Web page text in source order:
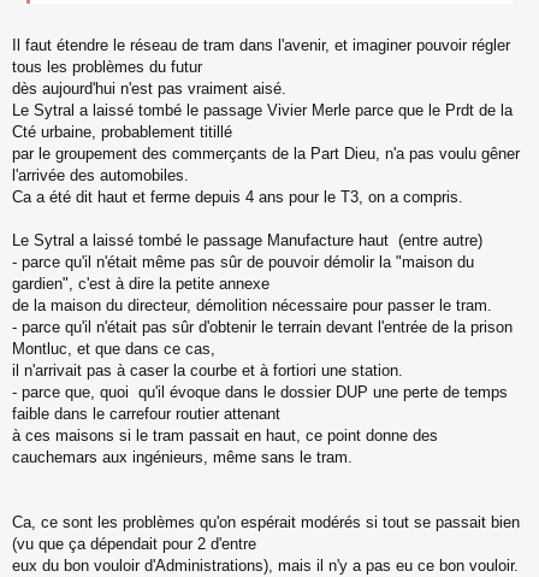
Il faut étendre le réseau de tram dans l'avenir, et imaginer pouvoir régler
tous les problèmes du futur
dès aujourd'hui n'est pas vraiment aisé.
Le Sytral a laissé tombé le passage Vivier Merle parce que le Prdt de la
Cté urbaine, probablement titillé
par le groupement des commerçants de la Part Dieu, n'a pas voulu gêner
l'arrivée des automobiles.
Ca a été dit haut et ferme depuis 4 ans pour le T3, on a compris.
Le Sytral a laissé tombé le passage Manufacture haut (entre autre)
- parce qu'il n'était même pas sûr de pouvoir démolir la "maison du
gardien", c'est à dire la petite annexe
de la maison du directeur, démolition nécessaire pour passer le tram.
- parce qu'il n'était pas sûr d'obtenir le terrain devant l'entrée de la prison
Montluc, et que dans ce cas,
il n'arrivait pas à caser la courbe et à fortiori une station.
- parce que, quoi qu'il évoque dans le dossier DUP une perte de temps
faible dans le carrefour routier attenant
à ces maisons si le tram passait en haut, ce point donne des
cauchemars aux ingénieurs, même sans le tram.
Ca, ce sont les problèmes qu'on espérait modérés si tout se passait bien
(vu que ça dépendait pour 2 d'entre
eux du bon vouloir d'Administrations), mais il n'y a pas eu ce bon vouloir.